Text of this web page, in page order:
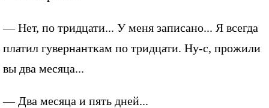
— Нет, по тридцати... У меня записано... Я всегда
платил гувернанткам по тридцати. Ну-с, прожили
вы два месяца...
— Два месяца и пять дней...